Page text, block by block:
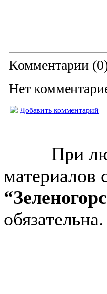
Комментарии (0)
Нет
Добавить комментарий
При
материалов
обязательна.